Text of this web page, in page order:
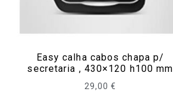
Easy calha cabos chapa p/
secretaria , 430×120 h100 mm
29,00€